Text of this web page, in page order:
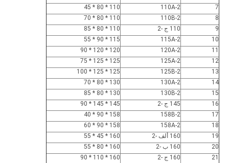
7
110A-2
110 * 80 * 45
8
110B-2
110 * 80 * 70
9
110 ج -2
110 * 80 * 85
10
115A-2
115 * 90 * 55
11
120A-2
120 * 120 * 90
12
125A-2
125 * 125 * 75
13
125B-2
125 * 125 * 100
14
130A-2
130 * 80 * 70
15
130B-2
130 * 80 * 85
16
145 ج -2
145 * 145 * 90
17
158B-2
158 * 90 * 40
18
158A-2
158 * 90 * 60
19
160 ألف -2
160 * 45 * 55
20
160 ب -2
160 * 80 * 55
21
160 ج -2
160 * 110 * 90